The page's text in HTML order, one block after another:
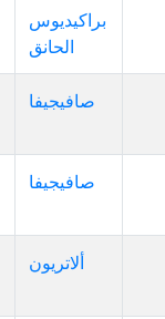
براكيديوس
الحانق
صافيجيفا
صافيجيفا
ألاتريون